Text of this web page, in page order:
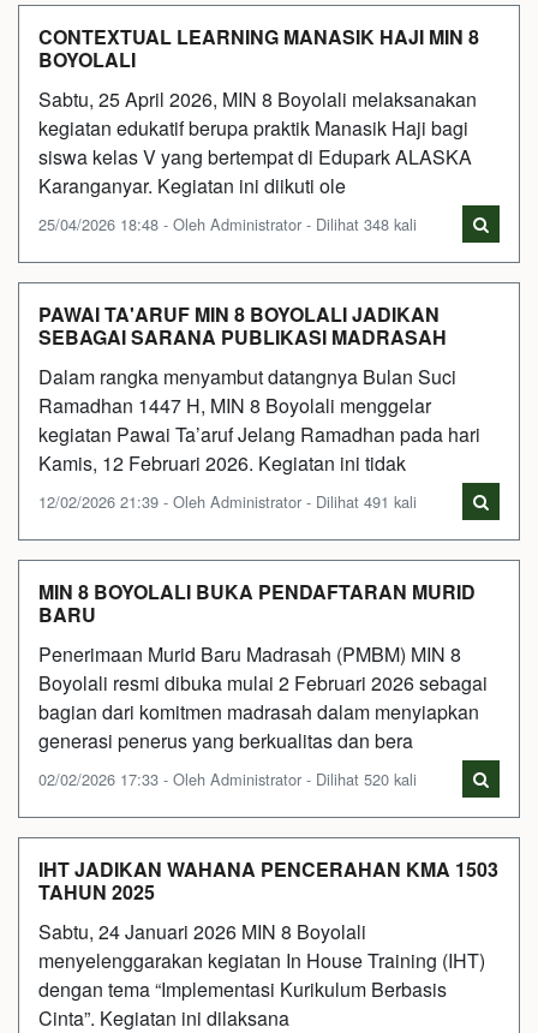
CONTEXTUAL LEARNING MANASIK HAJI MIN 8
BOYOLALI
Sabtu, 25 April 2026, MIN 8 Boyolali melaksanakan
kegiatan edukatif berupa praktik Manasik Haji bagi
siswa kelas V yang bertempat di Edupark ALASKA
Karanganyar. Kegiatan ini diikuti ole
25/04/2026 18:48 - Oleh Administrator - Dilihat 348 kali
PAWAI TA'ARUF MIN 8 BOYOLALI JADIKAN
SEBAGAI SARANA PUBLIKASI MADRASAH
Dalam rangka menyambut datangnya Bulan Suci
Ramadhan 1447 H, MIN 8 Boyolali menggelar
kegiatan Pawai Ta’aruf Jelang Ramadhan pada hari
Kamis, 12 Februari 2026. Kegiatan ini tidak
12/02/2026 21:39 - Oleh Administrator - Dilihat 491 kali
MIN 8 BOYOLALI BUKA PENDAFTARAN MURID
BARU
Penerimaan Murid Baru Madrasah (PMBM) MIN 8
Boyolali resmi dibuka mulai 2 Februari 2026 sebagai
bagian dari komitmen madrasah dalam menyiapkan
generasi penerus yang berkualitas dan bera
02/02/2026 17:33 - Oleh Administrator - Dilihat 520 kali
IHT JADIKAN WAHANA PENCERAHAN KMA 1503
TAHUN 2025
Sabtu, 24 Januari 2026 MIN 8 Boyolali
menyelenggarakan kegiatan In House Training (IHT)
dengan tema “Implementasi Kurikulum Berbasis
Cinta”. Kegiatan ini dilaksana